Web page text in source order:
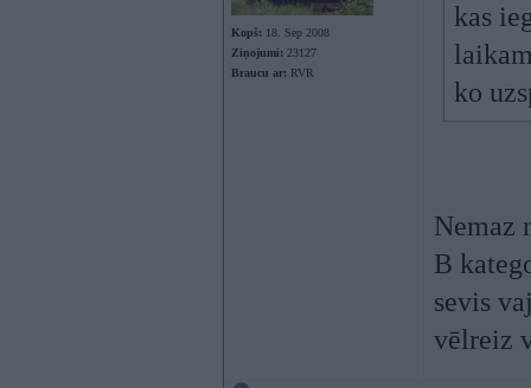
Kopš: 18. Sep 2008
Ziņojumi: 23127
Braucu ar: RVR
kas
ko
Nemaz
B
sevis
vēlreiz